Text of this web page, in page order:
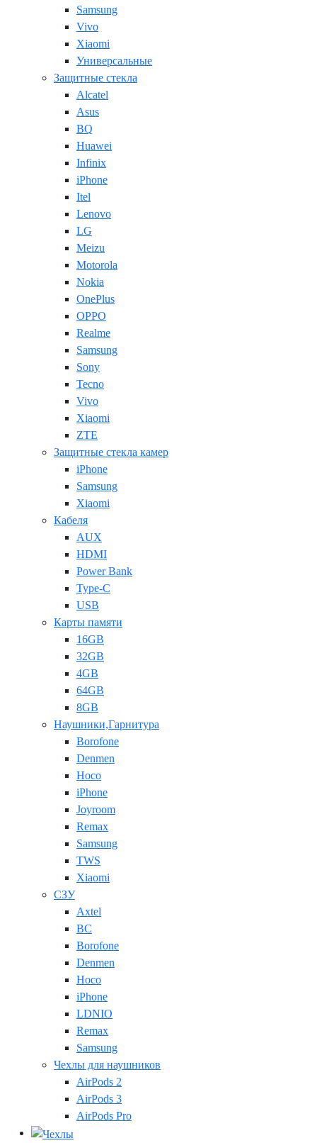
Samsung
Vivo
Xiaomi
Универсальные
Защитные стекла
Alcatel
Asus
BQ
Huawei
Infinix
iPhone
Itel
Lenovo
LG
Meizu
Motorola
Nokia
OnePlus
OPPO
Realme
Samsung
Sony
Tecno
Vivo
Xiaomi
ZTE
Защитные стекла камер
iPhone
Samsung
Xiaomi
Кабеля
AUX
HDMI
Power Bank
Type-C
USB
Карты памяти
16GB
32GB
4GB
64GB
8GB
Наушники,Гарнитура
Borofone
Denmen
Hoco
iPhone
Joyroom
Remax
Samsung
TWS
Xiaomi
СЗУ
Axtel
BC
Borofone
Denmen
Hoco
iPhone
LDNIO
Remax
Samsung
Чехлы для наушников
AirPods 2
AirPods 3
AirPods Pro